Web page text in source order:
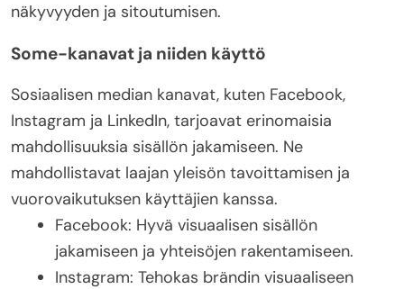
näkyvyyden ja sitoutumisen.
Some-kanavat ja niiden käyttö
Sosiaalisen median kanavat, kuten Facebook,
Instagram ja LinkedIn, tarjoavat erinomaisia
mahdollisuuksia sisällön jakamiseen. Ne
mahdollistavat laajan yleisön tavoittamisen ja
vuorovaikutuksen käyttäjien kanssa.
Facebook: Hyvä visuaalisen sisällön
jakamiseen ja yhteisöjen rakentamiseen.
Instagram: Tehokas brändin visuaaliseen